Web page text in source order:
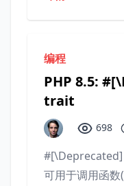
编程
PHP 8.5:
trait
698
#[\Deprecated]
可用于调用函